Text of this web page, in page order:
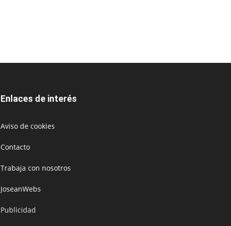
Enlaces de interés
Aviso de cookies
Contacto
Trabaja con nosotros
JoseanWebs
Publicidad